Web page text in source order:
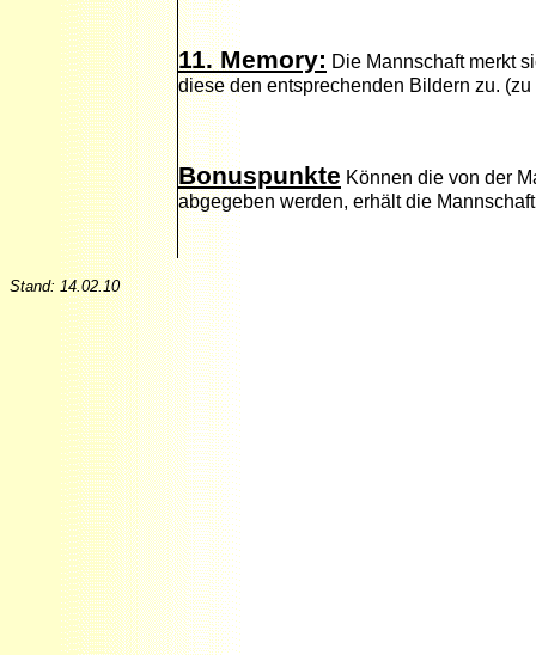
11. Memory: Die Mannschaft merkt
diese den entsprechenden Bildern zu.
Bonuspunkte Können die von der
abgegeben werden, erhält die
Stand: 14.02.10